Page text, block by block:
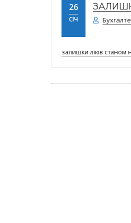
26
СІЧ
залишки ліків станом